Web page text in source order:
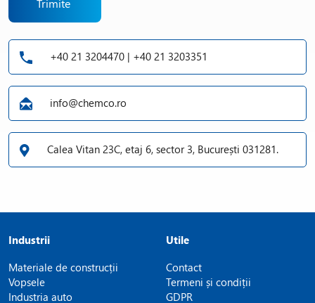
+40 21 3204470 | +40 21 3203351
info@chemco.ro
Calea Vitan 23C, etaj 6, sector 3, București 031281.
Industrii
Materiale de construcții
Vopsele
Industria auto
Utile
Contact
Termeni și condiții
GDPR